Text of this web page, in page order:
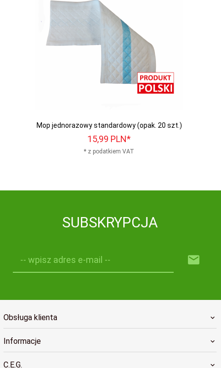
Mop jednorazowy standardowy (opak. 20 szt.)
15,99 PLN*
* z podatkiem VAT
SUBSKRYPCJA
-- wpisz adres e-mail --
Obsługa klienta
Informacje
C.E.G.